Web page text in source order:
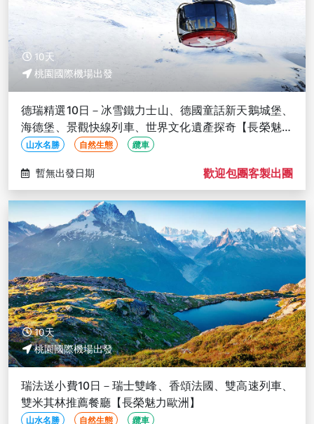
10天
桃園國際機場出發
德瑞精選10日－冰雪鐵力士山、德國童話新天鵝城堡、
海德堡、景觀快線列車、世界文化遺產探奇【長榮魅力
歐洲】
山水名勝 自然生態 纜車
暫無出發日期 歡迎包團客製出團
10天
桃園國際機場出發
瑞法送小費10日－瑞士雙峰、香頌法國、雙高速列車、
雙米其林推薦餐廳【長榮魅力歐洲】
山水名勝 自然生態 纜車